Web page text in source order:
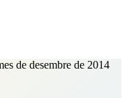
de desembre de 2014